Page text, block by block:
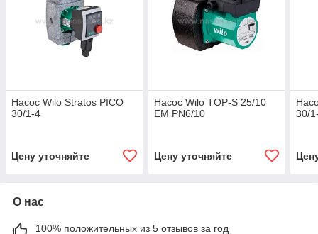
Насос Wilo Stratos PICO
30/1-4
Цену уточняйте
Насос Wilo TOP-S 25/10
EM PN6/10
Цену уточняйте
30/
О нас
100% положительных из 5 отзывов за год